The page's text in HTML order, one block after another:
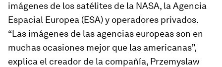
imágenes de los satélites de la NASA, la Agencia
Espacial Europea (ESA) y operadores privados.
“Las imágenes de las agencias europeas son en
muchas ocasiones mejor que las americanas”,
explica el creador de la compañía, Przemyslaw